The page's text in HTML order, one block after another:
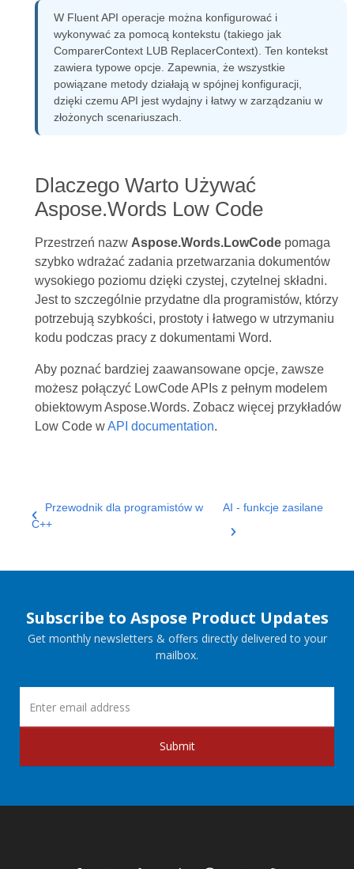
W Fluent API operacje można konfigurować i
wykonywać za pomocą kontekstu (takiego jak
ComparerContext LUB ReplacerContext). Ten kontekst
zawiera typowe opcje. Zapewnia, że wszystkie
powiązane metody działają w spójnej konfiguracji,
dzięki czemu API jest wydajny i łatwy w zarządzaniu w
złożonych scenariuszach.
Dlaczego Warto Używać
Aspose.Words Low Code
Przestrzeń nazw Aspose.Words.LowCodepomaga
szybko wdrażać zadania przetwarzania dokumentów
wysokiego poziomu dzięki czystej, czytelnej składni.
Jest to szczególnie przydatne dla programistów, którzy
potrzebują szybkości, prostoty i łatwego w utrzymaniu
kodu podczas pracy z dokumentami Word.
Aby poznać bardziej zaawansowane opcje, zawsze
możesz połączyć LowCode APIs z pełnym modelem
obiektowym Aspose.Words. Zobacz więcej przykładów
Low Code wAPI documentation.
Przewodnik dla programistów w
C++
AI - funkcje zasilane
Subscribe to Aspose Product Updates
Get monthly newsletters & offers directly delivered to your
mailbox.
Submit